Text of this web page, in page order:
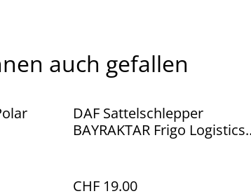
auch gefallen
DAF Sattelschlepper
BAYRAKTAR Frigo Logistics
CHF 19.00